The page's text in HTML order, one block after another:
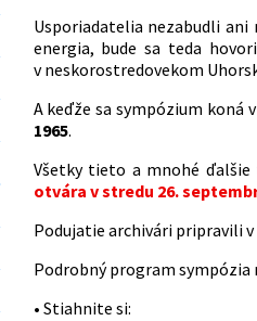
Usporiadatelia nezabudli ani
energia, bude sa teda
v neskorostredovekom
A keďže sa sympózium koná
1965.
Všetky tieto a mnohé
otvára v stredu 26.
Podujatie archivári pripravili
Podrobný program
• Stiahnite si: